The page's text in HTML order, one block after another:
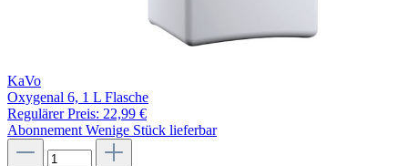
KaVo
Oxygenal 6, 1 L Flasche
Regulärer Preis: 22,99 €
AbonnementWenige Stück lieferbar